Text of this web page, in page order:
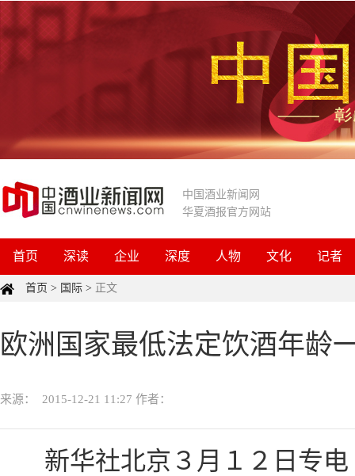
中国酒业新闻网
华夏酒报官方网站
首页 深读 企业 深度 人物 文化 记者
首页 > 国际 > 正文
欧洲国家最低法定饮酒年龄
来源： 2015-12-21 11:27 作者：
新华社北京３月１２日专